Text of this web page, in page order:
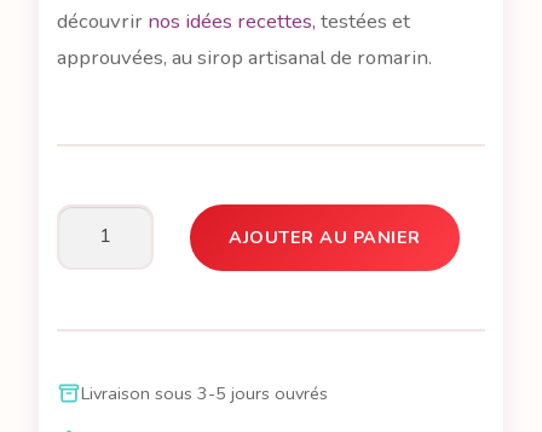
découvrir nos idées recettes, testées et
approuvées, au sirop artisanal de romarin.
quantité
c'est
sirop
AJOUTER AU PANIER
Livraison sous 3-5 jours ouvrés